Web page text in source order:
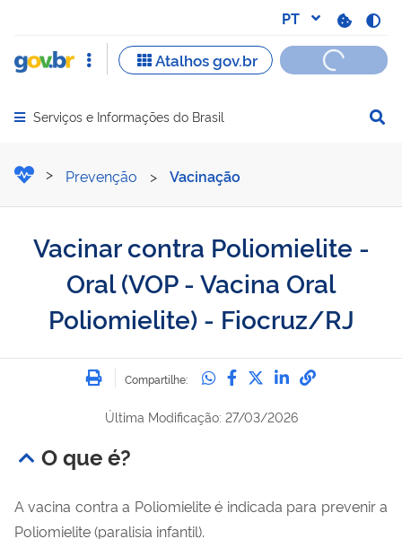
Abrir menu principal de navegação
Serviços e Informações do Brasil
Vacinar contra
Prevenção > Vacinação
Vacinar contra Poliomielite -
Oral (VOP - Vacina Oral
Poliomielite) - Fiocruz/RJ
Imprimir
Compartilhe: Compartilhe no
Compartilhe no
Compartilhe no
Compartilhe
Última Modificação: 27/03/2026
O que é?
A vacina contra a Poliomielite é indicada para prevenir a
Poliomielite (paralisia infantil).